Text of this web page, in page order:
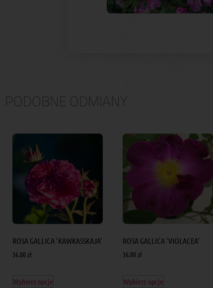
PODOBNE ODMIANY
ROSA GALLICA 'KAWKASSKAJA’
36.00 zł
Wybierz opcje
ROSA GALLICA 'VIOLACEA’
36.00 zł
Wybierz opcje